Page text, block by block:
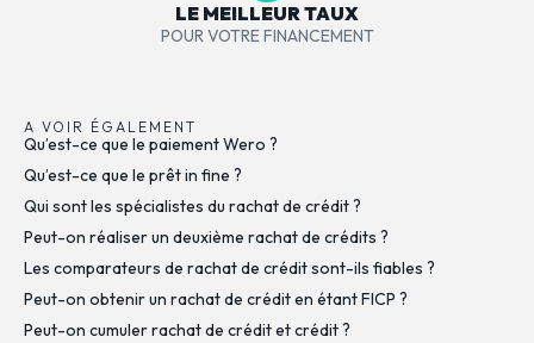
LE MEILLEUR TAUX
POUR VOTRE FINANCEMENT
A VOIR ÉGALEMENT
Qu’est-ce que le paiement Wero ?
Qu’est-ce que le prêt in fine ?
Qui sont les spécialistes du rachat de crédit ?
Peut-on réaliser un deuxième rachat de crédits ?
Les comparateurs de rachat de crédit sont-ils fiables ?
Peut-on obtenir un rachat de crédit en étant FICP ?
Peut-on cumuler rachat de crédit et crédit ?